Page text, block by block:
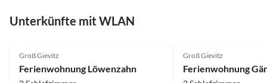
Unterkünfte mit WLAN
Groß Gievitz
Ferienwohnung Löwenzahn
Groß Gievitz
Ferienwohnung